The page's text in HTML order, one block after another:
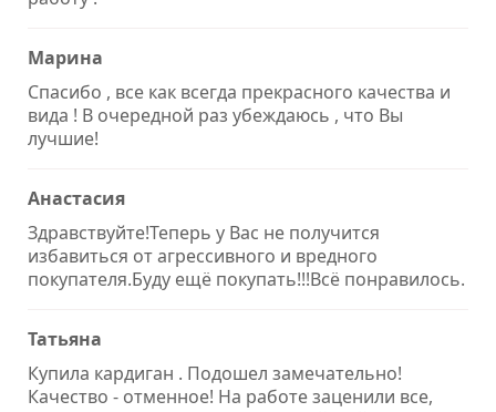
Марина
Спасибо , все как всегда прекрасного качества и
вида ! В очередной раз убеждаюсь , что Вы
лучшие!
Анастасия
Здравствуйте!Теперь у Вас не получится
избавиться от агрессивного и вредного
покупателя.Буду ещё покупать!!!Всё понравилось.
Татьяна
Купила кардиган . Подошел замечательно!
Качество - отменное! На работе заценили все,